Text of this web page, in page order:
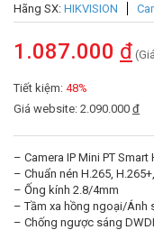
Hãng SX: HIKVISION
1.087.000 đ
Tiết kiệm: 48%
Giá website: 2.090.000 đ
– Camera IP Mini PT
– Chuẩn nén H.265,
– Ống kính 2.8/4mm
– Tầm xa hồng ngoại/Ánh
– Chống ngược sáng